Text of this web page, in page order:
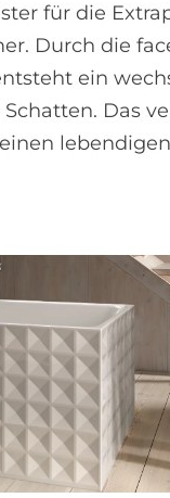
für die
Durch die
ein
Das